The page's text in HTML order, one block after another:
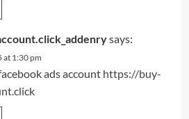
says:
at 1:30 pm
ads account https://buy-